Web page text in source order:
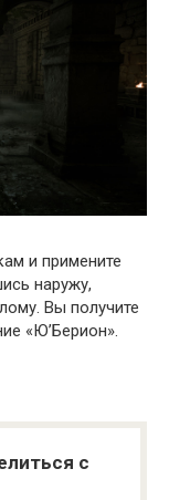
и примените
наружу,
Вы получите
«Ю’Берион».
с